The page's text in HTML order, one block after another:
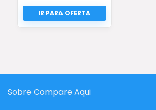
Sobre Compare Aqui